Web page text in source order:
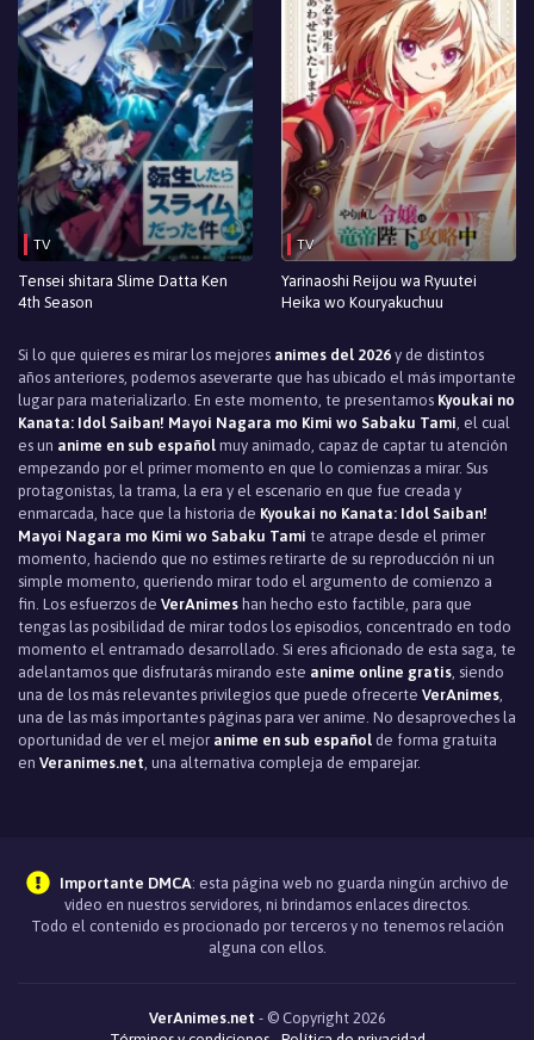
TV
Tensei shitara Slime Datta Ken
4th Season
TV
Yarinaoshi Reijou wa Ryuutei
Heika wo Kouryakuchuu
Si lo que quieres es mirar los mejores animes del 2026 y de distintos
años anteriores, podemos aseverarte que has ubicado el más importante
lugar para materializarlo. En este momento, te presentamos Kyoukai no
Kanata: Idol Saiban! Mayoi Nagara mo Kimi wo Sabaku Tami, el cual
es un anime en sub español muy animado, capaz de captar tu atención
empezando por el primer momento en que lo comienzas a mirar. Sus
protagonistas, la trama, la era y el escenario en que fue creada y
enmarcada, hace que la historia de Kyoukai no Kanata: Idol Saiban!
Mayoi Nagara mo Kimi wo Sabaku Tami te atrape desde el primer
momento, haciendo que no estimes retirarte de su reproducción ni un
simple momento, queriendo mirar todo el argumento de comienzo a
fin. Los esfuerzos de VerAnimes han hecho esto factible, para que
tengas las posibilidad de mirar todos los episodios, concentrado en todo
momento el entramado desarrollado. Si eres aficionado de esta saga, te
adelantamos que disfrutarás mirando este anime online gratis, siendo
una de los más relevantes privilegios que puede ofrecerte VerAnimes,
una de las más importantes páginas para ver anime. No desaproveches la
oportunidad de ver el mejor anime en sub español de forma gratuita
en Veranimes.net, una alternativa compleja de emparejar.
Importante DMCA: esta página web no guarda ningún archivo de
video en nuestros servidores, ni brindamos enlaces directos.
Todo el contenido es procionado por terceros y no tenemos relación
alguna con ellos.
VerAnimes.net - © Copyright 2026